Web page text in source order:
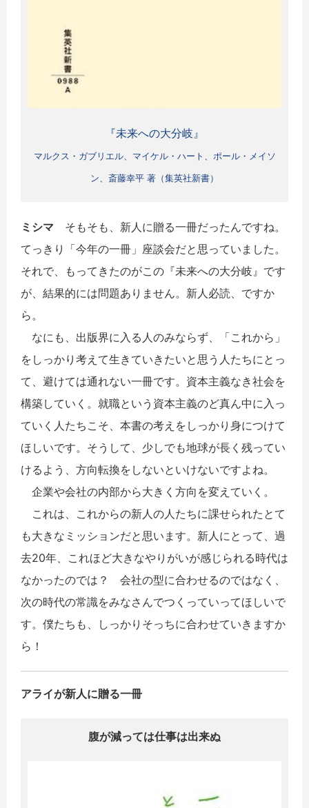
『未来への大分岐』
マルクス・ガブリエル、マイケル・ハート、ポール・メイソ
ン、斎藤幸平 著（集英社新書）
ミシマ そもそも、新人に贈る一冊だったんですね。
てっきり「今年の一冊」座談会だと思っていました。
それで、もってきたのがこの『未来への大分岐』です
が、結果的には問題ありません。新人必読、ですか
ら。
なにも、出版界に入る人のみならず、「これから」
をしっかり考えて生きていきたいと思う人たちにとっ
て、避けては通れない一冊です。資本主義なき社会を
構築していく。就職という資本主義のど真ん中に入っ
ていく人たちこそ、本書の考えをしっかり身につけて
ほしいです。そうして、少しでも地球が長く残ってい
けるよう、方向転換をしないといけないですよね。
企業や会社の内部から大きく方向を変えていく。
これは、これからの新人の人たちに課せられたとて
も大きなミッションだと思います。新人にとって、過
去20年、これほど大きなやりがいが感じられる時代は
なかったのでは？ 会社の型に合わせるのではなく、
次の時代の常識をみなさんでつくっていってほしいで
す。僕たちも、しっかりそっちに合わせていきますか
ら！
アライが新人に贈る一冊
腹が減っては仕事は出来ぬ